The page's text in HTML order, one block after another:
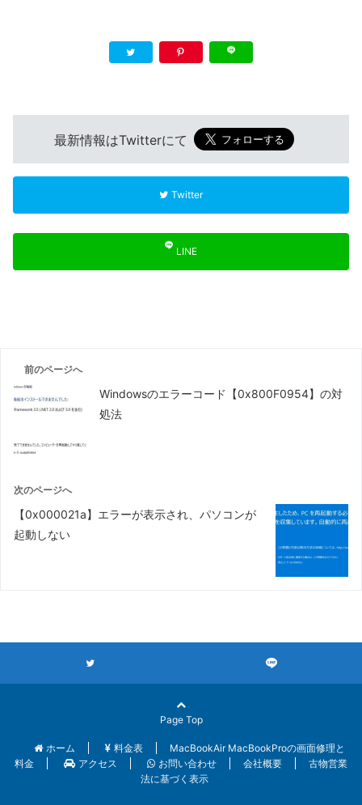
最新情報はTwitterにて
Twitter
LINE
前のページへ
Windowsのエラーコード【0x800F0954】の対
処法
次のページへ
【0x000021a】エラーが表示され、パソコンが
起動しない
Page Top
ホーム 料金表
MacBookAir MacBookProの画面修理と
料金
アクセス お問い合わせ 会社概要
古物営業
法に基づく表示